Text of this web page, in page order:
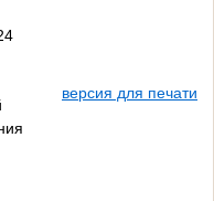
версия для печати